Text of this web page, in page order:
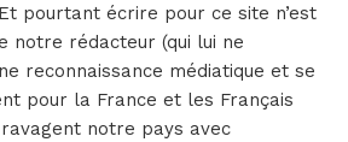
pourtant écrire pour ce site n’est
notre rédacteur (qui lui ne
reconnaissance médiatique et se
pour la France et les Français
notre pays avec